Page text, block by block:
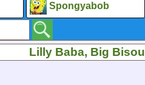
Spongyabob
Lilly Baba, Big Bisou